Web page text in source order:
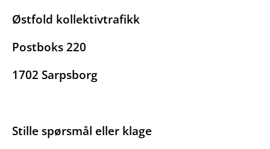
Østfold kollektivtrafikk
Postboks 220
1702 Sarpsborg
Stille spørsmål eller klage